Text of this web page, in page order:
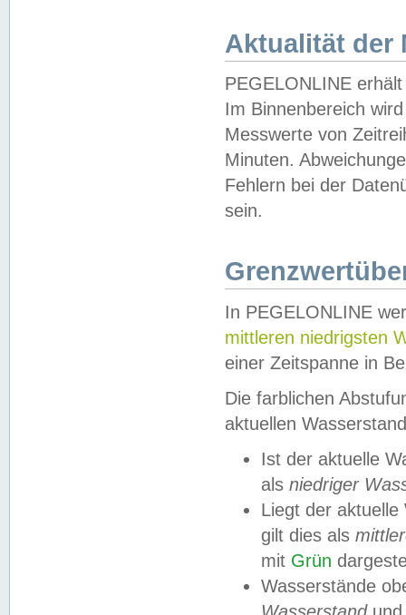
Aktualität der
PEGELONLINE
Im Binnenbereich
Messwerte von
Minuten.
Fehlern bei der
sein.
In PEGELONLINE
mittleren niedrigsten
einer Zeitspanne in
Die farblichen
aktuellen
Ist der aktuelle
als niedriger
Liegt der
gilt dies als
mit Grün
Wasserstände
Wasserstandund